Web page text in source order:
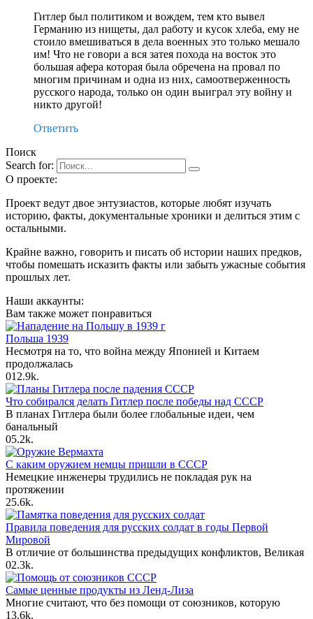
Гитлер был политиком и вождем, тем кто вывел
Германию из нищеты, дал работу и кусок хлеба, ему не
стоило вмешиваться в дела военных это только мешало
им! Что не говори а вся затея похода на восток это
большая афера которая была обречена на провал по
многим причинам и одна из них, самоотверженность
русского народа, только он один выиграл эту войну и
никто другой!
Ответить
Поиск
Search for:
О проекте:
Проект ведут двое энтузиастов, которые любят изучать
историю, факты, документальные хроники и делиться этим с
остальными.
Крайне важно, говорить и писать об истории наших предков,
чтобы помешать исказить факты или забыть ужасные события
прошлых лет.
Наши аккаунты:
Вам также может понравиться
Польша 1939
Несмотря на то, что война между Японией и Китаем
продолжалась
012.9k.
Что собирался делать Гитлер после победы над СССР
В планах Гитлера были более глобальные идеи, чем
банальный
05.2k.
С каким оружием немцы пришли в СССР
Немецкие инженеры трудились не покладая рук на
протяжении
25.6k.
Правила поведения для русских солдат в годы Первой
Мировой
В отличие от большинства предыдущих конфликтов, Великая
02.3k.
Самые ценные продукты из Ленд-Лиза
Многие считают, что без помощи от союзников, которую
13.6k.